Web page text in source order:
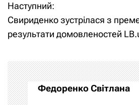
в
і
а
ц
Наступний:
Свириденко зустрілася з
результати домовленостей
Федоренко Світлана